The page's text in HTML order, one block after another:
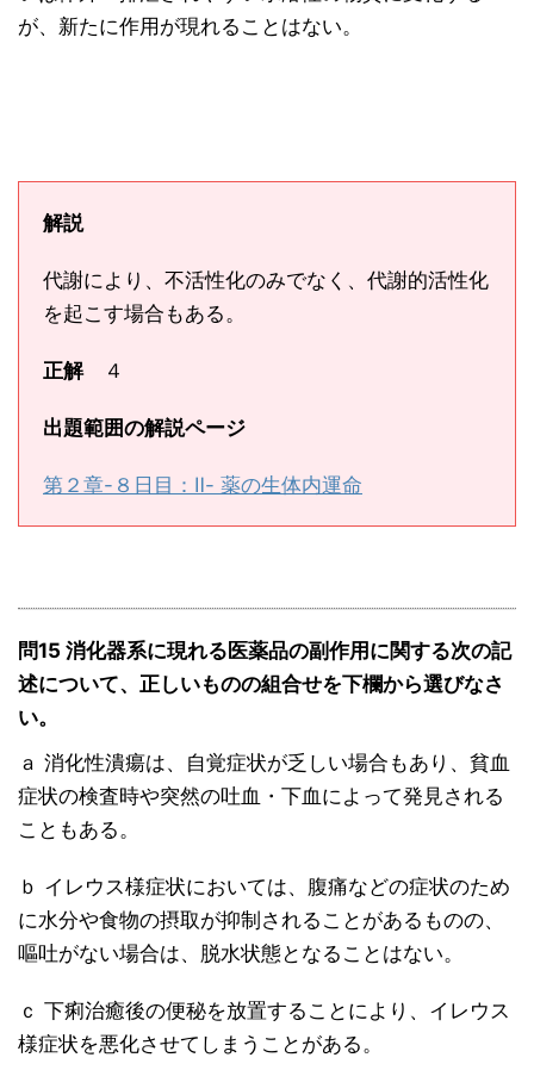
が、新たに作用が現れることはない。
解説
代謝により、不活性化のみでなく、代謝的活性化
を起こす場合もある。
正解４
出題範囲の解説ページ
第２章-８日目：Ⅱ- 薬の生体内運命
問15 消化器系に現れる医薬品の副作用に関する次の記
述について、正しいものの組合せを下欄から選びなさ
い。
ａ 消化性潰瘍は、自覚症状が乏しい場合もあり、貧血
症状の検査時や突然の吐血・下血によって発見される
こともある。
ｂ イレウス様症状においては、腹痛などの症状のため
に水分や食物の摂取が抑制されることがあるものの、
嘔吐がない場合は、脱水状態となることはない。
ｃ 下痢治癒後の便秘を放置することにより、イレウス
様症状を悪化させてしまうことがある。